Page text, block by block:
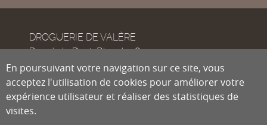
DROGUERIE DE VALÈRE
Rue de la Dent-Blanche 8
CH-1950
Sion
Tél.
En poursuivant votre navigation sur ce site, vous
acceptez l'utilisation de cookies pour améliorer votre
expérience utilisateur et réaliser des statistiques de
visites.